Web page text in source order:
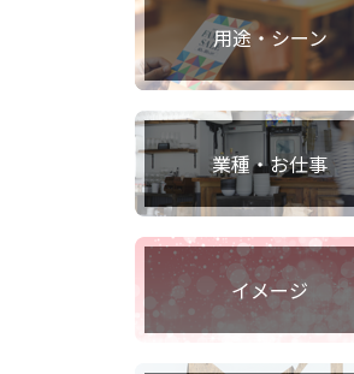
用途・シーン
業種・お仕事
イメージ